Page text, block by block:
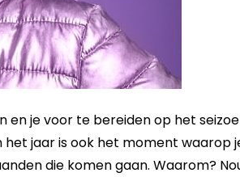
en je voor te bereiden op het
jaar is ook het moment waarop
die komen gaan. Waarom?